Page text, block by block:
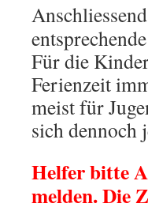
Für die
Ferienzeit
meist für
sich dennoch
Helfer bitte
melden. Die